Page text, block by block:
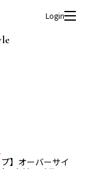
Login
】オーバーサイ